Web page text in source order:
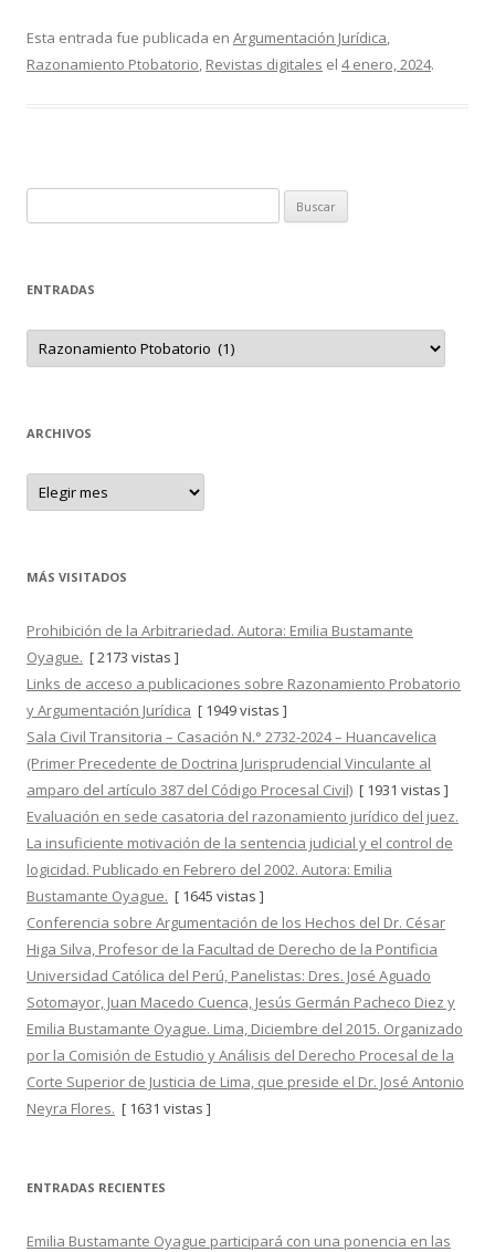
e
b
k
itt
er
m
p
r
Esta entrada fue publicada en Argumentación Jurídica,
Razonamiento Ptobatorio, Revistas digitales el 4 enero, 2024.
u
c
r
:
ENTRADAS
E
T
A
S
ARCHIVOS
A
c
o
s
MÁS VISITADOS
Prohibición de la Arbitrariedad. Autora: Emilia Bustamante
Oyague. [ 2173 vistas ]
Links de acceso a publicaciones sobre Razonamiento Probatorio
y Argumentación Jurídica [ 1949 vistas ]
Sala Civil Transitoria – Casación N.° 2732-2024 – Huancavelica
(Primer Precedente de Doctrina Jurisprudencial Vinculante al
amparo del artículo 387 del Código Procesal Civil) [ 1931 vistas ]
Evaluación en sede casatoria del razonamiento jurídico del juez.
La insuficiente motivación de la sentencia judicial y el control de
logicidad. Publicado en Febrero del 2002. Autora: Emilia
Bustamante Oyague. [ 1645 vistas ]
Conferencia sobre Argumentación de los Hechos del Dr. César
Higa Silva, Profesor de la Facultad de Derecho de la Pontificia
Universidad Católica del Perú, Panelistas: Dres. José Aguado
Sotomayor, Juan Macedo Cuenca, Jesús Germán Pacheco Diez y
Emilia Bustamante Oyague. Lima, Diciembre del 2015. Organizado
por la Comisión de Estudio y Análisis del Derecho Procesal de la
Corte Superior de Justicia de Lima, que preside el Dr. José Antonio
Neyra Flores. [ 1631 vistas ]
ENTRADAS RECIENTES
Emilia Bustamante Oyague participará con una ponencia en las